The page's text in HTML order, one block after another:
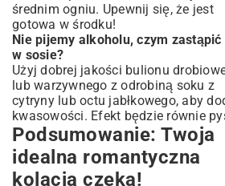
średnim ogniu. Upewnij się, że jest
gotowa w środku!
Nie pijemy alkoholu, czym zastąpić
w sosie?
Użyj dobrej jakości bulionu
lub warzywnego z odrobiną soku z
cytryny lub octu jabłkowego, aby
kwasowości. Efekt będzie równie
Podsumowanie: Twoja
idealna romantyczna
kolacja czeka!